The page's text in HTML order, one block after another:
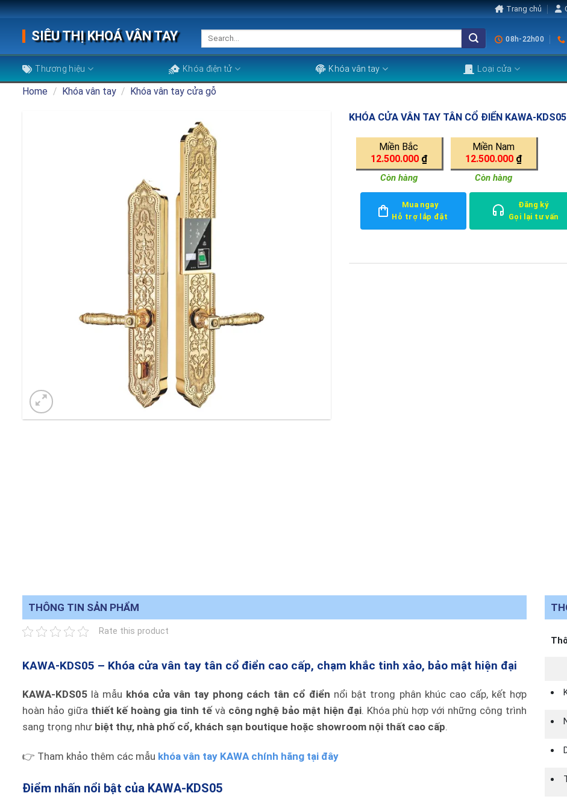
Skip
content
Trang chủ
SIÊU THỊ KHOÁ VÂN TAY
Search
for:
08h-22h00
Thương hiệu Khóa điện tử Khóa vân tay Loại cửa
Home / Khóa vân tay / Khóa vân tay cửa gỗ
KHÓA CỬA VÂN TAY TÂN CỔ ĐIỂN KAWA-KDS05
Miền Bắc
12.500.000 ₫
Còn hàng
Miền Nam
12.500.000 ₫
Còn hàng
Mua ngay
Hỗ trợ lắp đặt
Đăng ký
Gọi lại tư vấn
THÔNG TIN SẢN PHẨM
Rate this product
KAWA-KDS05 – Khóa cửa vân tay tân cổ điển cao cấp, chạm khắc tinh xảo, bảo mật hiện đại
KAWA-KDS05 là mẫu khóa cửa vân tay phong cách tân cổ điển nổi bật trong phân khúc cao cấp, kết hợp
hoàn hảo giữa thiết kế hoàng gia tinh tếvà công nghệ bảo mật hiện đại. Khóa phù hợp với những công trình
sang trọng như biệt thự, nhà phố cổ, khách sạn boutique hoặc showroom nội thất cao cấp.
👉 Tham khảo thêm các mẫu khóa vân tay KAWA chính hãng tại đây
Điểm nhấn nổi bật của KAWA-KDS05